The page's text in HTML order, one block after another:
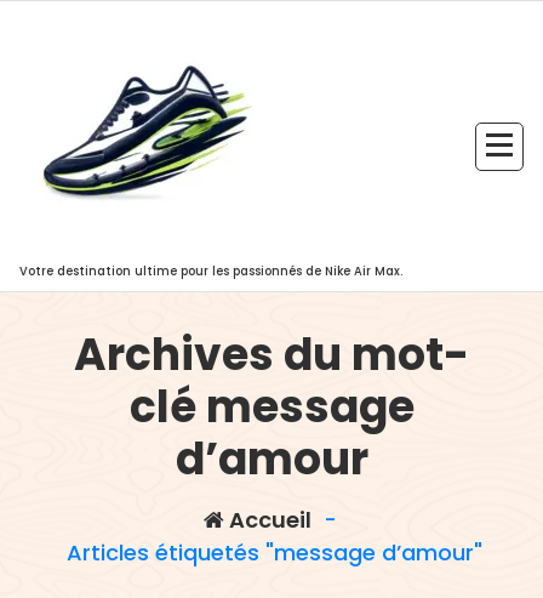
Votre destination ultime pour les passionnés de Nike Air Max.
Archives du mot-
clé message
d’amour
Accueil -
Articles étiquetés "message d’amour"